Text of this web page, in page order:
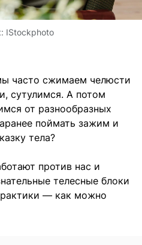
IStockphoto
часто сжимаем челюсти
сутулимся. А потом
от разнообразных
поймать зажим и
тела?
против нас и
телесные блоки
— как можно